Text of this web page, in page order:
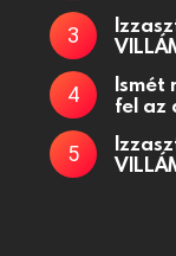
Ismét
fel az